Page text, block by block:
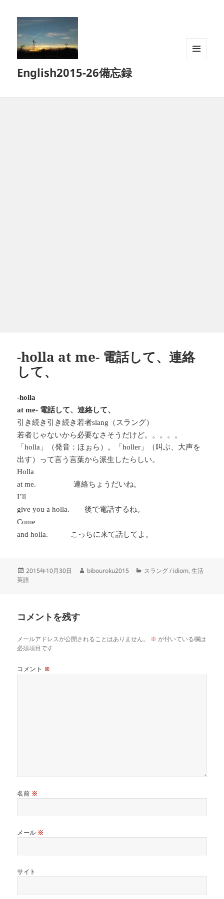
English2015-26備忘録
-holla at me- 電話して、連絡
して、
-holla
at me- 電話して、連絡して、
引き続き引き続き若者slang
（スラング）
若者じゃないから必要なさそうだけど。。。。。
「holla 」（発音：ほぉら）。「holler 」（叫ぶ、大声を
出す）って言う言葉から派生したらしい。
Holla
at me.
連絡ちょうだいね。
I’ll
give you a holla.
後で電話するね。
Come
and holla.
こっちに来て話してよ。
投
稿
2015年10月30日
作
bibouroku2015
カ
スラング / idiom,生活
英語
コメントを残す
メールアドレスが公開されることはありません。 ※ が付いている欄は
必須項目です
コメント ※
名前 ※
メール ※
サイト